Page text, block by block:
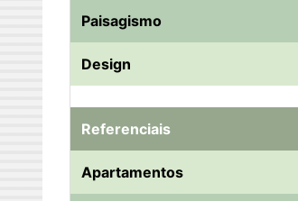
Paisagismo
Design
Referenciais
Apartamentos